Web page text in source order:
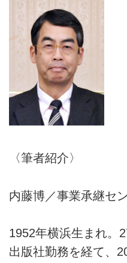
〈筆者紹介〉
内藤博／事業承継セ
1952年横浜生まれ。
出版社勤務を経て、